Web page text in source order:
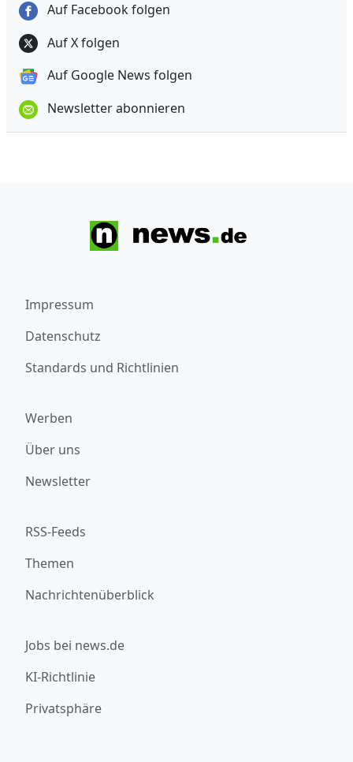
Auf Facebook folgen
Auf X folgen
Auf Google News folgen
Newsletter abonnieren
Impressum
Datenschutz
Standards und Richtlinien
Werben
Über uns
Newsletter
RSS-Feeds
Themen
Nachrichtenüberblick
Jobs bei news.de
KI-Richtlinie
Privatsphäre